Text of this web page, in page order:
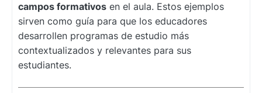
campos formativos en el aula. Estos ejemplos
sirven como guía para que los educadores
desarrollen programas de estudio más
contextualizados y relevantes para sus
estudiantes.